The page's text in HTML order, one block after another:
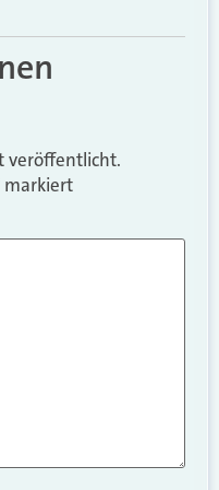
veröffentlicht.
markiert